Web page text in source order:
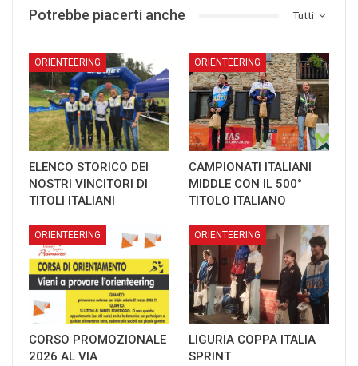
Tutti
Potrebbe piacerti anche
ORIENTEERING
ELENCO STORICO DEI
NOSTRI VINCITORI DI
TITOLI ITALIANI
ORIENTEERING
CAMPIONATI ITALIANI
MIDDLE CON IL 500°
TITOLO ITALIANO
ORIENTEERING
CORSO PROMOZIONALE
2026 AL VIA
ORIENTEERING
LIGURIA COPPA ITALIA
SPRINT